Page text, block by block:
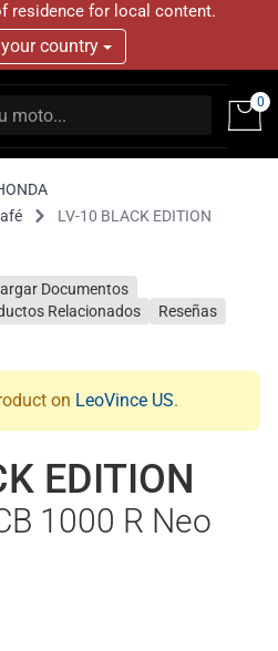
residence for local content.
country
0
LV-10 BLACK EDITION
Documentos
Relacionados
Reseñas
on LeoVince US.
EDITION
1000 R Neo